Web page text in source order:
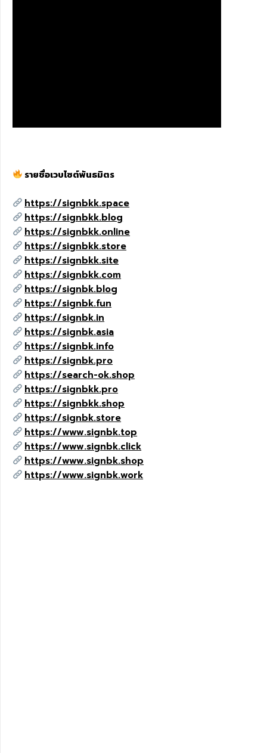
รายชื่อเวบไซต์พันธมิตร
https://signbkk.space
https://signbkk.blog
https://signbkk.online
https://signbkk.store
https://signbkk.site
https://signbkk.com
https://signbk.blog
https://signbk.fun
https://signbk.in
https://signbk.asia
https://signbk.info
https://signbk.pro
https://search-ok.shop
https://signbkk.pro
https://signbkk.shop
https://signbk.store
https://www.signbk.top
https://www.signbk.click
https://www.signbk.shop
https://www.signbk.work